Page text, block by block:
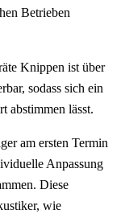
Betrieben
Knippen ist über
sodass sich ein
abstimmen lässt.
am ersten Termin
Anpassung
Diese
wie